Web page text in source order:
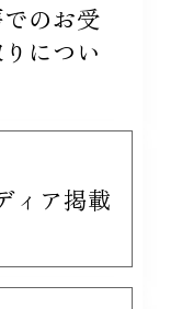
のお受
につい
ィア掲載